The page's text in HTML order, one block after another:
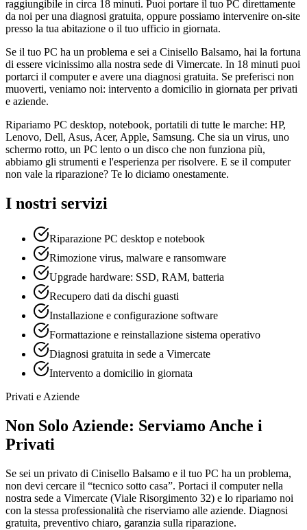
raggiungibile in circa 18 minuti. Puoi portare il tuo PC direttamente
da noi per una diagnosi gratuita, oppure possiamo intervenire on-site
presso la tua abitazione o il tuo ufficio in giornata.
Se il tuo PC ha un problema e sei a Cinisello Balsamo, hai la fortuna
di essere vicinissimo alla nostra sede di Vimercate. In 18 minuti puoi
portarci il computer e avere una diagnosi gratuita. Se preferisci non
muoverti, veniamo noi: intervento a domicilio in giornata per privati
e aziende.
Ripariamo PC desktop, notebook, portatili di tutte le marche: HP,
Lenovo, Dell, Asus, Acer, Apple, Samsung. Che sia un virus, uno
schermo rotto, un PC lento o un disco che non funziona più,
abbiamo gli strumenti e l'esperienza per risolvere. E se il computer
non vale la riparazione? Te lo diciamo onestamente.
I nostri servizi
Riparazione PC desktop e notebook
Rimozione virus, malware e ransomware
Upgrade hardware: SSD, RAM, batteria
Recupero dati da dischi guasti
Installazione e configurazione software
Formattazione e reinstallazione sistema operativo
Diagnosi gratuita in sede a Vimercate
Intervento a domicilio in giornata
Privati e Aziende
Non Solo Aziende: Serviamo Anche i
Privati
Se sei un privato di Cinisello Balsamo e il tuo PC ha un problema,
non devi cercare il “tecnico sotto casa”. Portaci il computer nella
nostra sede a Vimercate (Viale Risorgimento 32) e lo ripariamo noi
con la stessa professionalità che riserviamo alle aziende. Diagnosi
gratuita, preventivo chiaro, garanzia sulla riparazione.